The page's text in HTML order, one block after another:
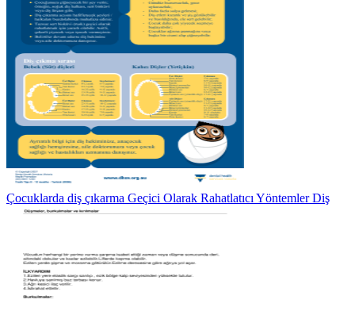
Çocuklarda diş çıkarma Geçici Olarak Rahatlatıcı Yöntemler Diş